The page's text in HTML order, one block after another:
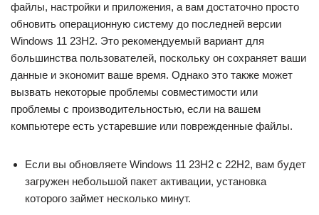
файлы, настройки и приложения, а вам достаточно просто
обновить операционную систему до последней версии
Windows 11 23H2. Это рекомендуемый вариант для
большинства пользователей, поскольку он сохраняет ваши
данные и экономит ваше время. Однако это также может
вызвать некоторые проблемы совместимости или
проблемы с производительностью, если на вашем
компьютере есть устаревшие или поврежденные файлы.
Если вы обновляете Windows 11 23H2 с 22H2, вам будет
загружен небольшой пакет активации, установка
которого займет несколько минут.